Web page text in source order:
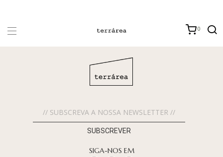
0
SUBSCREVER
SIGA-NOS EM